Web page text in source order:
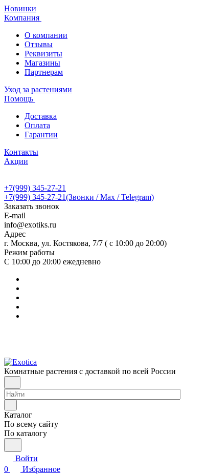
Новинки
Компания
О компании
Отзывы
Реквизиты
Магазины
Партнерам
Уход за растениями
Помощь
Доставка
Оплата
Гарантии
Контакты
Акции
+7(999) 345-27-21
+7(999) 345-27-21(Звонки / Max / Telegram)
Заказать звонок
E-mail
info@exotiks.ru
Адрес
г. Москва, ул. Костякова, 7/7 ( с 10:00 до 20:00)
Режим работы
С 10:00 до 20:00 ежедневно
Комнатные растения с доставкой по всей России
Каталог
По всему сайту
По каталогу
Войти
0
Избранное